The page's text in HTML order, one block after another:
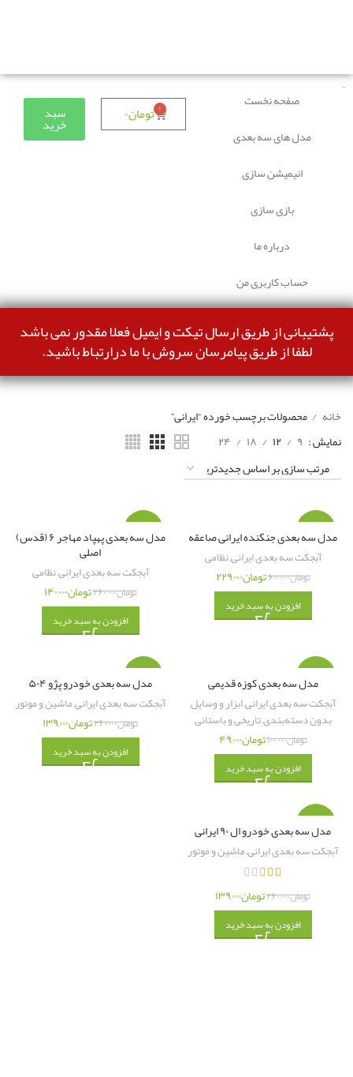
صفحه نخست
مدل های سه بعدی
انیمیشن سازی
بازی سازی
درباره ما
حساب کاربری من
تومان۰ ۰ سبد
خرید
پشتیبانی از طریق ارسال تیکت و ایمیل فعلا مقدور نمی باشد
لطفا از طریق پیامرسان سروش با ما درارتباط باشید.
خانه
محصولات برچسب خورده “ایرانی”
نمایش ۹ ۱۲ ۱۸ ۲۴
-۶۲%
مدل سه بعدی جنگنده ایرانی صاعقه
آبجکت سه بعدی ایرانی,نظامی
تومان۶۰۰,۰۰۰تومان۲۲۹,۰۰۰
افزودن به سبد خرید
-۴۶% مدل سه بعدی پهپاد مهاجر ۶ (قدس)
اصلی
آبجکت سه بعدی ایرانی,نظامی
تومان۲۶۰,۰۰۰تومان۱۴۰,۰۰۰
افزودن به سبد خرید
-۵۱%
مدل سه بعدی کوزه قدیمی
آبجکت سه بعدی ایرانی,ابزار و وسایل,
بدون دسته‌بندی,تاریخی و باستانی
تومان۱۰۰,۰۰۰تومان۴۹,۰۰۰
افزودن به سبد خرید
-۴۷%
مدل سه بعدی خودرو پژو ۵۰۴
آبجکت سه بعدی ایرانی,ماشین و موتور
تومان۲۶۰,۰۰۰تومان۱۳۹,۰۰۰
افزودن به سبد خرید
-۴۷%
مدل سه بعدی خودرو ال ۹۰ ایرانی
آبجکت سه بعدی ایرانی,ماشین و موتور
تومان۲۶۰,۰۰۰تومان۱۳۹,۰۰۰
افزودن به سبد خرید